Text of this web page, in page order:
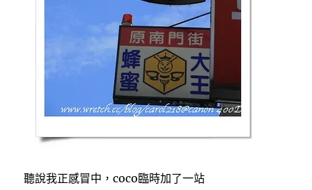
聽說我正感冒中，coco臨時加了一站